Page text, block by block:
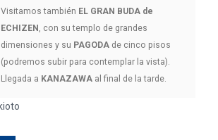
Visitamos también EL GRAN BUDA de
ECHIZEN , con su templo de grandes
dimensiones y su PAGODA de cinco pisos
(podremos subir para contemplar la vista).
Llegada a KANAZAWA al final de la tarde.